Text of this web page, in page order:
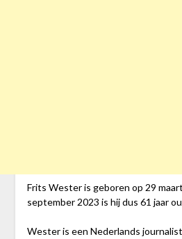
Frits Wester is geboren op 29
september 2023 is hij dus 61 jaar
Wester is een Nederlands